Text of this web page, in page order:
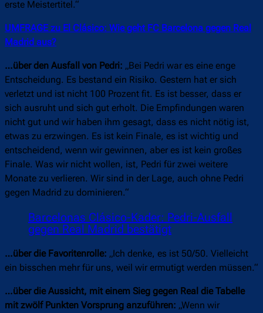
erste Meistertitel.“
UMFRAGE zu El Clásico: Wie geht FC Barcelona gegen Real
Madrid aus?
…über den Ausfall von Pedri: „Bei Pedri war es eine enge
Entscheidung. Es bestand ein Risiko. Gestern hat er sich
verletzt und ist nicht 100 Prozent fit. Es ist besser, dass er
sich ausruht und sich gut erholt. Die Empfindungen waren
nicht gut und wir haben ihm gesagt, dass es nicht nötig ist,
etwas zu erzwingen. Es ist kein Finale, es ist wichtig und
entscheidend, wenn wir gewinnen, aber es ist kein großes
Finale. Was wir nicht wollen, ist, Pedri für zwei weitere
Monate zu verlieren. Wir sind in der Lage, auch ohne Pedri
gegen Madrid zu dominieren.“
Barcelonas Clásico-Kader: Pedri-Ausfall
gegen Real Madrid bestätigt
…über die Favoritenrolle: „Ich denke, es ist 50/50. Vielleicht
ein bisschen mehr für uns, weil wir ermutigt werden müssen.“
…über die Aussicht, mit einem Sieg gegen Real die Tabelle
mit zwölf Punkten Vorsprung anzuführen: „Wenn wir